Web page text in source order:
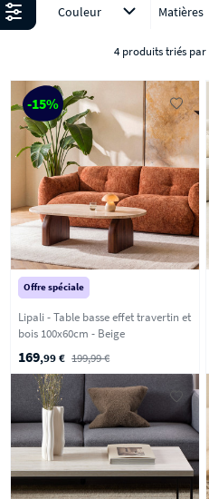
Affiner Couleur Matières
4 produits triés par
-15%
Offre spéciale
Lipali - Table basse effet travertin et
bois 100x60cm - Beige
169,99 € 199,99 €